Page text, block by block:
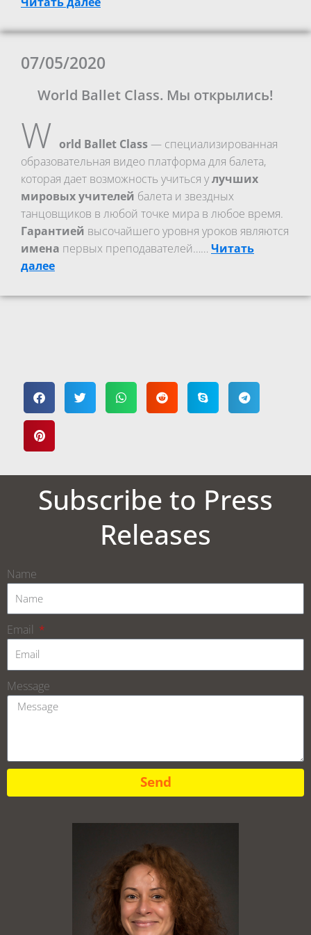
07/05/2020
World Ballet Class. Мы открылись!
W orld Ballet Class— специализированная
образовательная видео платформа для балета,
которая дает возможность учиться улучших
мировых учителей балета и звездных
танцовщиков в любой точке мира в любое время.
Гарантией высочайшего уровня уроков являются
имена первых преподавателей…… Читать
далее
Subscribe to Press
Releases
Name
Email
Message
Send